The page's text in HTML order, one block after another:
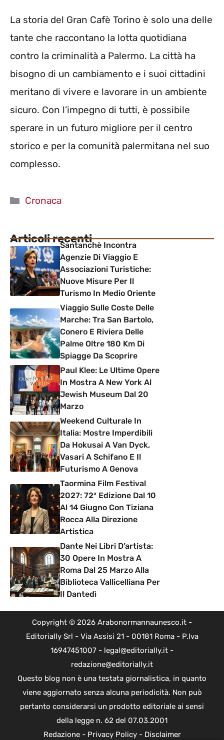
La storia del Gran Cafè Torino è solo una delle
tante che raccontano la lotta quotidiana
contro la criminalità a Palermo. La città ha
bisogno di un cambiamento e i suoi cittadini
meritano di vivere e lavorare in un ambiente
sicuro. Con l’impegno di tutti, è possibile
sperare in un futuro migliore per il centro
storico e per la comunità palermitana nel suo
complesso.
Categorie
Cronaca
Articoli recentiSantanchè Incontra
Agenzie Di Viaggio E
Associazioni Turistiche:
Nuove Misure Per Il
Turismo In Medio Oriente
Viaggio Sulle Coste Delle
Marche: Tra San Bartolo,
Conero E Riviera Delle
Palme Oltre 180 Km Di
Spiagge Da Scoprire
Paul Klee: Le Ultime Opere
In Mostra A New York Al
Jewish Museum Dal 20
Marzo
Weekend Culturale In
Italia: Mostre Imperdibili
Da Hokusai A Van Dyck,
Vasari A Schifano E Il
Futurismo A Genova
Taormina Film Festival
2027: 72ª Edizione Dal 10
Al 14 Giugno Con Tiziana
Rocca Alla Direzione
Artistica
Dante Nei Libri D’artista:
30 Opere In Mostra A
Roma Dal 25 Marzo Alla
Biblioteca Vallicelliana Per
Il Dantedì
Copyright © 2026 Arabonormannaunesco.it -
Editorially Srl - Via Assisi 21 - 00181 Roma - P.Iva
16947451007 - legal@editorially.it -
redazione@editorially.it
Questo blog non è una testata giornalistica, in quanto
viene aggiornato senza alcuna periodicità. Non può
pertanto considerarsi un prodotto editoriale ai sensi
della legge n. 62 del 07.03.2001
Redazione- Privacy Policy- Disclaimer